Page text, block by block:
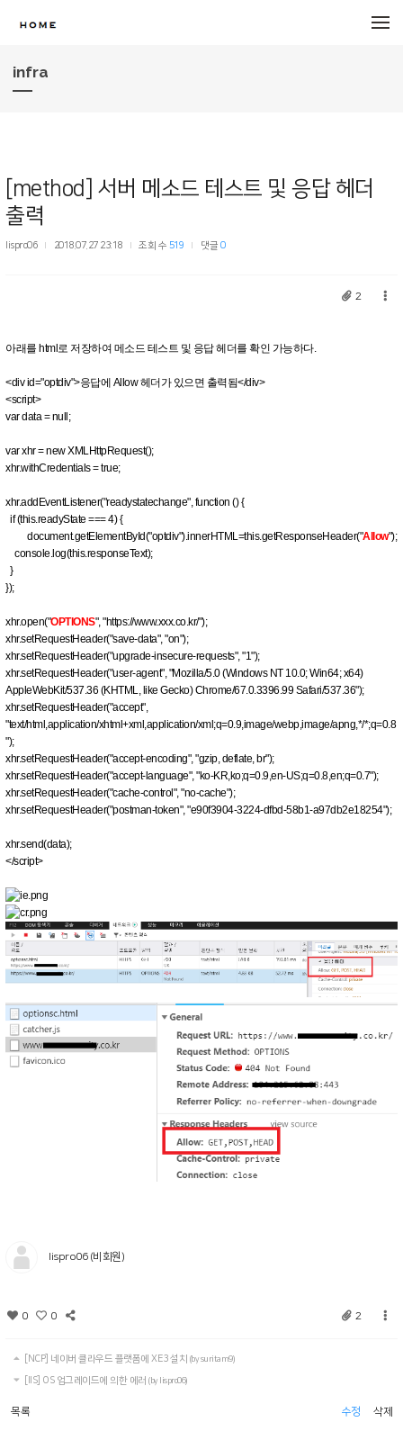
infra
[method] 서버 메소드 테스트 및 응답 헤더
출력
lispro06 2018.07.27 23:18 조회 수 519 댓글 0
2
아래를 html로 저장하여 메소드 테스트 및 응답 헤더를 확인 가능하다.
<div id="optdiv">응답에 Allow 헤더가 있으면 출력됨</div>
<script>
var data = null;
var xhr = new XMLHttpRequest();
xhr.withCredentials = true;
xhr.addEventListener("readystatechange", function () {
if (this.readyState === 4) {
document.getElementById("optdiv").innerHTML=this.getResponseHeader("Allow");
console.log(this.responseText);
}
});
xhr.open("OPTIONS", "https://www.xxx.co.kr/");
xhr.setRequestHeader("save-data", "on");
xhr.setRequestHeader("upgrade-insecure-requests", "1");
xhr.setRequestHeader("user-agent", "Mozilla/5.0 (Windows NT 10.0; Win64; x64)
AppleWebKit/537.36 (KHTML, like Gecko) Chrome/67.0.3396.99 Safari/537.36");
xhr.setRequestHeader("accept",
"text/html,application/xhtml+xml,application/xml;q=0.9,image/webp,image/apng,*/*;q=0.8
");
xhr.setRequestHeader("accept-encoding", "gzip, deflate, br");
xhr.setRequestHeader("accept-language", "ko-KR,ko;q=0.9,en-US;q=0.8,en;q=0.7");
xhr.setRequestHeader("cache-control", "no-cache");
xhr.setRequestHeader("postman-token", "e90f3904-3224-dfbd-58b1-a97db2e18254");
xhr.send(data);
</script>
lispro06 (비회원)
0 0 2
[NCP] 네이버 클라우드 플랫폼에 XE3 설치 (by suritam9)
[IIS] OS 업그레이드에 의한 에러 (by lispro06)
목록 수정 삭제